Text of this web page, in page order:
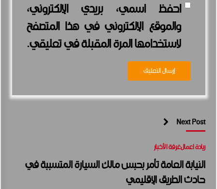
احفظ اسمي، بريدي الإلكتروني،
والموقع الإلكتروني في هذا المتصفح
لاستخدامها المرة المقبلة في تعليقي.
Next Post
ريادة اعمالغرفة الأخبار
النيابة العامة تأمر بحبس مالك السيارة المتسببة في
حادث الطريق الإقليمي